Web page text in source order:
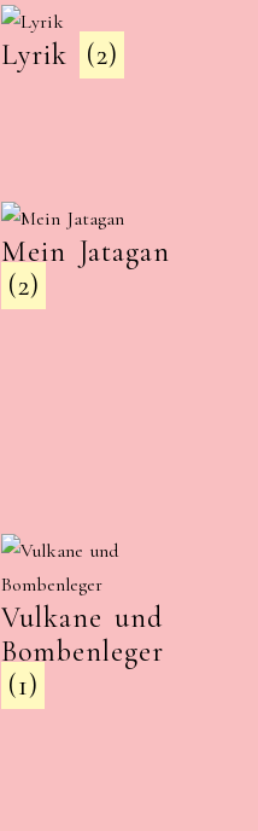
Lyrik (2)
Mein Jatagan
(2)
Vulkane und
Bombenleger
(1)